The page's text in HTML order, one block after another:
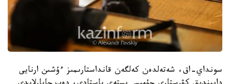
سونداي-اق، شەتەلدەن كەلگەن قانداستارىمىز ءۇشىن ارنايى